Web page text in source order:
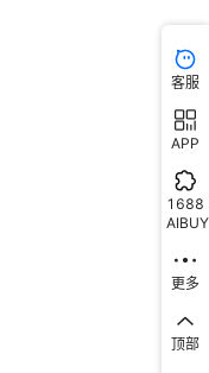
客服
APP
1688
AIBUY
更多
顶部